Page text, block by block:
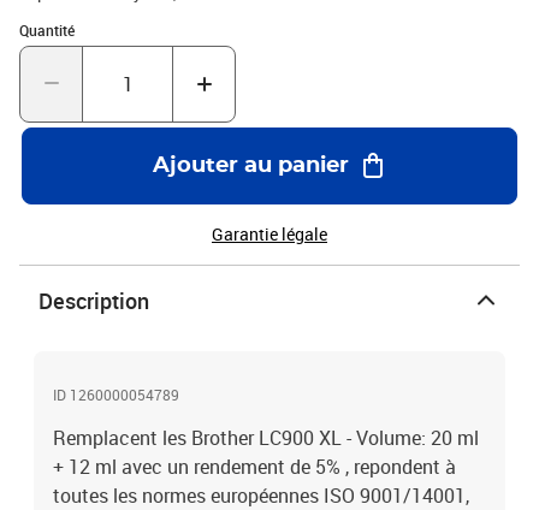
Quantité
Quantité : 1
Ajouter au panier
Garantie légale
Description
ID 1260000054789
Remplacent les Brother LC900 XL - Volume: 20 ml
+ 12 ml avec un rendement de 5% , repondent à
toutes les normes européennes ISO 9001/14001,